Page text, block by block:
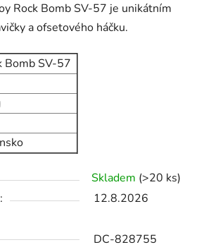
Rock Bomb SV-57 je unikátním
a ofsetového háčku.
Bomb SV-57
Skladem (>20 ks)
12.8.2026
DC-828755